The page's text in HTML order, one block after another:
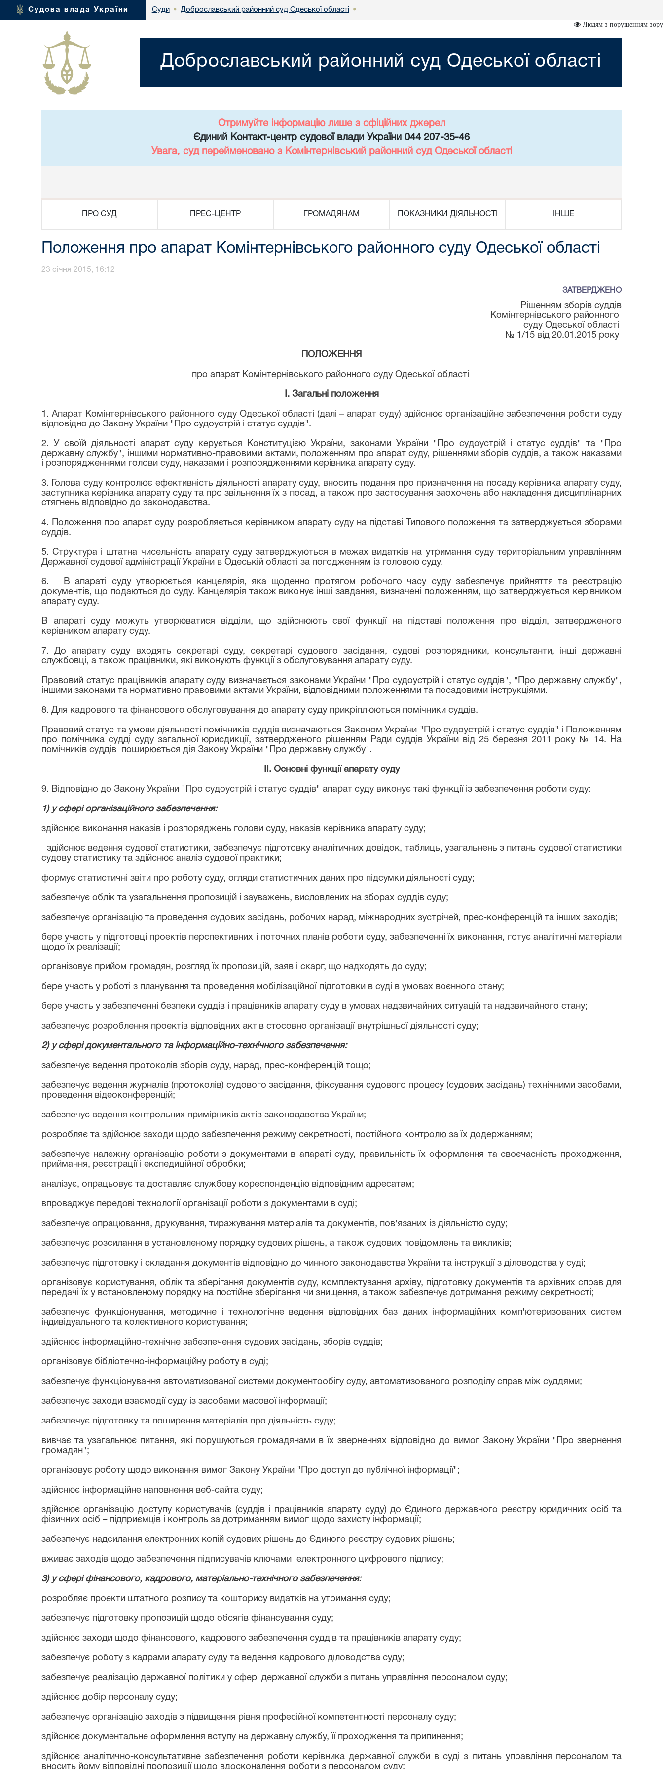
Судова влада України Суди • Доброславський районний суд Одеської області •
Людям з порушенням зору
Доброславський районний суд Одеської області
Отримуйте інформацію лише з офіційних джерел
Єдиний Контакт-центр судової влади України 044 207-35-46
Увага, суд перейменовано з Комінтернівський районний суд Одеської області
ПРО СУД ПРЕС-ЦЕНТР ГРОМАДЯНАМ ПОКАЗНИКИ ДІЯЛЬНОСТІ ІНШЕ
Положення про апарат Комінтернівського районного суду Одеської області
23 січня 2015, 16:12
ЗАТВЕРДЖЕНО
Рішенням зборів суддів
Комінтернівського районного
суду Одеської області
№ 1/15 від 20.01.2015 року
ПОЛОЖЕННЯ
про апарат Комінтернівського районного суду Одеської області
I. Загальні положення
1. Апарат Комінтернівського районного суду Одеської області (далі – апарат суду) здійснює організаційне забезпечення роботи суду
відповідно до Закону України "Про судоустрій і статус суддів".
2. У своїй діяльності апарат суду керується Конституцією України, законами України "Про судоустрій і статус суддів" та "Про
державну службу", іншими нормативно-правовими актами, положенням про апарат суду, рішеннями зборів суддів, а також наказами
і розпорядженнями голови суду, наказами і розпорядженнями керівника апарату суду.
3. Голова суду контролює ефективність діяльності апарату суду, вносить подання про призначення на посаду керівника апарату суду,
заступника керівника апарату суду та про звільнення їх з посад, а також про застосування заохочень або накладення дисциплінарних
стягнень відповідно до законодавства.
4. Положення про апарат суду розробляється керівником апарату суду на підставі Типового положення та затверджується зборами
суддів.
5. Структура і штатна чисельність апарату суду затверджуються в межах видатків на утримання суду територіальним управлінням
Державної судової адміністрації України в Одеській області за погодженням із головою суду.
6. В апараті суду утворюється канцелярія, яка щоденно протягом робочого часу суду забезпечує прийняття та реєстрацію
документів, що подаються до суду. Канцелярія також виконує інші завдання, визначені положенням, що затверджується керівником
апарату суду.
В апараті суду можуть утворюватися відділи, що здійснюють свої функції на підставі положення про відділ, затвердженого
керівником апарату суду.
7. До апарату суду входять секретарі суду, секретарі судового засідання, судові розпорядники, консультанти, інші державні
службовці, а також працівники, які виконують функції з обслуговування апарату суду.
Правовий статус працівників апарату суду визначається законами України "Про судоустрій і статус суддів", "Про державну службу",
іншими законами та нормативно правовими актами України, відповідними положеннями та посадовими інструкціями.
8. Для кадрового та фінансового обслуговування до апарату суду прикріплюються помічники суддів.
Правовий статус та умови діяльності помічників суддів визначаються Законом України "Про судоустрій і статус суддів" і Положенням
про помічника судді суду загальної юрисдикції, затвердженого рішенням Ради суддів України від 25 березня 2011 року № 14. На
помічників суддів поширюється дія Закону України "Про державну службу".
IІ. Основні функції апарату суду
9. Відповідно до Закону України "Про судоустрій і статус суддів" апарат суду виконує такі функції із забезпечення роботи суду:
1) у сфері організаційного забезпечення:
здійснює виконання наказів і розпоряджень голови суду, наказів керівника апарату суду;
здійснює ведення судової статистики, забезпечує підготовку аналітичних довідок, таблиць, узагальнень з питань судової статистики
судову статистику та здійснює аналіз судової практики;
формує статистичні звіти про роботу суду, огляди статистичних даних про підсумки діяльності суду;
забезпечує облік та узагальнення пропозицій і зауважень, висловлених на зборах суддів суду;
забезпечує організацію та проведення судових засідань, робочих нарад, міжнародних зустрічей, прес-конференцій та інших заходів;
бере участь у підготовці проектів перспективних і поточних планів роботи суду, забезпеченні їх виконання, готує аналітичні матеріали
щодо їх реалізації;
організовує прийом громадян, розгляд їх пропозицій, заяв і скарг, що надходять до суду;
бере участь у роботі з планування та проведення мобілізаційної підготовки в суді в умовах воєнного стану;
бере участь у забезпеченні безпеки суддів і працівників апарату суду в умовах надзвичайних ситуацій та надзвичайного стану;
забезпечує розроблення проектів відповідних актів стосовно організації внутрішньої діяльності суду;
2) у сфері документального та інформаційно-технічного забезпечення:
забезпечує ведення протоколів зборів суду, нарад, прес-конференцій тощо;
забезпечує ведення журналів (протоколів) судового засідання, фіксування судового процесу (судових засідань) технічними засобами,
проведення відеоконференцій;
забезпечує ведення контрольних примірників актів законодавства України;
розробляє та здійснює заходи щодо забезпечення режиму секретності, постійного контролю за їх додержанням;
забезпечує належну організацію роботи з документами в апараті суду, правильність їх оформлення та своєчасність проходження,
приймання, реєстрації і експедиційної обробки;
аналізує, опрацьовує та доставляє службову кореспонденцію відповідним адресатам;
впроваджує передові технології організації роботи з документами в суді;
забезпечує опрацювання, друкування, тиражування матеріалів та документів, пов'язаних із діяльністю суду;
забезпечує розсилання в установленому порядку судових рішень, а також судових повідомлень та викликів;
забезпечує підготовку і складання документів відповідно до чинного законодавства України та інструкції з діловодства у суді;
організовує користування, облік та зберігання документів суду, комплектування архіву, підготовку документів та архівних справ для
передачі їх у встановленому порядку на постійне зберігання чи знищення, а також забезпечує дотримання режиму секретності;
забезпечує функціонування, методичне і технологічне ведення відповідних баз даних інформаційних комп'ютеризованих систем
індивідуального та колективного користування;
здійснює інформаційно-технічне забезпечення судових засідань, зборів суддів;
організовує бібліотечно-інформаційну роботу в суді;
забезпечує функціонування автоматизованої системи документообігу суду, автоматизованого розподілу справ між суддями;
забезпечує заходи взаємодії суду із засобами масової інформації;
забезпечує підготовку та поширення матеріалів про діяльність суду;
вивчає та узагальнює питання, які порушуються громадянами в їх зверненнях відповідно до вимог Закону України "Про звернення
громадян";
організовує роботу щодо виконання вимог Закону України "Про доступ до публічної інформації";
здійснює інформаційне наповнення веб-сайта суду;
здійснює організацію доступу користувачів (суддів і працівників апарату суду) до Єдиного державного реєстру юридичних осіб та
фізичних осіб – підприємців і контроль за дотриманням вимог щодо захисту інформації;
забезпечує надсилання електронних копій судових рішень до Єдиного реєстру судових рішень;
вживає заходів щодо забезпечення підписувачів ключами електронного цифрового підпису;
3) у сфері фінансового, кадрового, матеріально-технічного забезпечення:
розробляє проекти штатного розпису та кошторису видатків на утримання cуду;
забезпечує підготовку пропозицій щодо обсягів фінансування суду;
здійснює заходи щодо фінансового, кадрового забезпечення суддів та працівників апарату суду;
забезпечує роботу з кадрами апарату суду та ведення кадрового діловодства суду;
забезпечує реалізацію державної політики у сфері державної служби з питань управління персоналом суду;
здійснює добір персоналу суду;
забезпечує організацію заходів з підвищення рівня професійної компетентності персоналу суду;
здійснює документальне оформлення вступу на державну службу, її проходження та припинення;
здійснює аналітично-консультативне забезпечення роботи керівника державної служби в суді з питань управління персоналом та
вносить йому відповідні пропозиції щодо вдосконалення роботи з персоналом суду;